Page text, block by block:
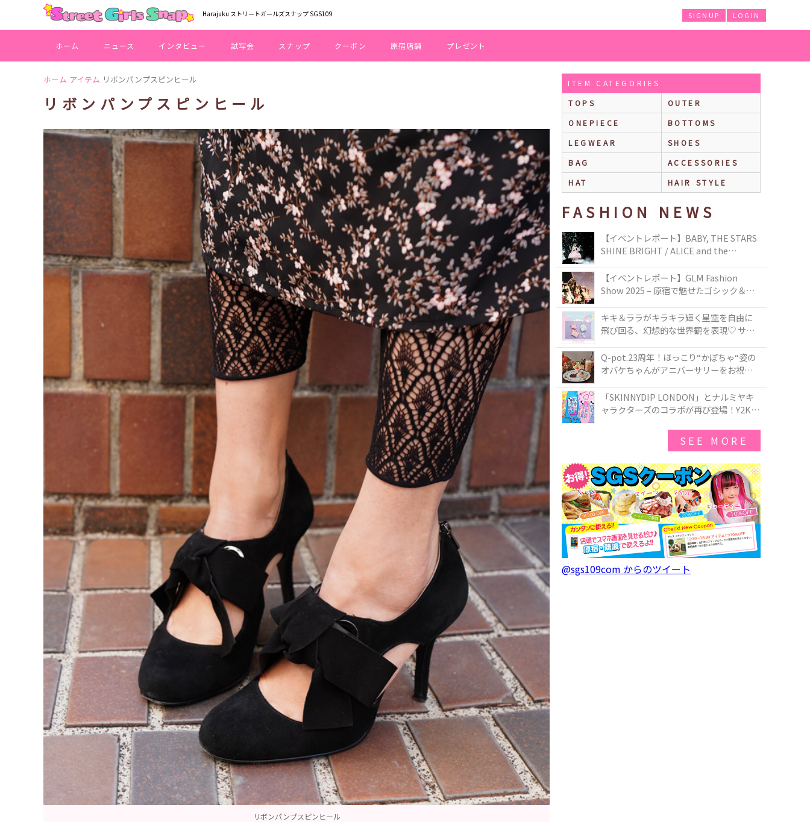
Harajuku ストリートガールズスナップ SGS109 LOGIN
SIGNUP
ホーム ニュース インタビュー 試写会 スナップ クーポン 原宿店舗 プレゼント
ホーム アイテム リボンパンプスピンヒール
リボンパンプスピンヒール
リボンパンプスピンヒール
ITEM CATEGORIES
TOPS
OUTER
ONEPIECE
BOTTOMS
LEGWEAR
SHOES
BAG
ACCESSORIES
HAT
HAIR STYLE
FASHION NEWS
【イベントレポート】BABY, THE STARS
SHINE BRIGHT / ALICE and the
TOKYO
【イベントレポート】GLM Fashion
Show 2025 – 原宿で魅せたゴシック＆ロ
キキ＆ララがキラキラ輝く星空を自由に
飛び回る、幻想的な世界観を表現♡ サマ
50周年アニバーサリーイヤー』を記念し
たコレクションが登場
Q-pot.23周年！ほっこり“かぼちゃ“姿の
オバケちゃんがアニバーサリーをお祝い
ー」が新発売！Q-pot CAFE.では「かぼち
ゃのオバケーキプレート」も登場
「SKINNYDIP LONDON」とナルミヤキ
ャラクターズのコラボが再び登場！Y2Kム
SEE MORE
@sgs109com からのツイート